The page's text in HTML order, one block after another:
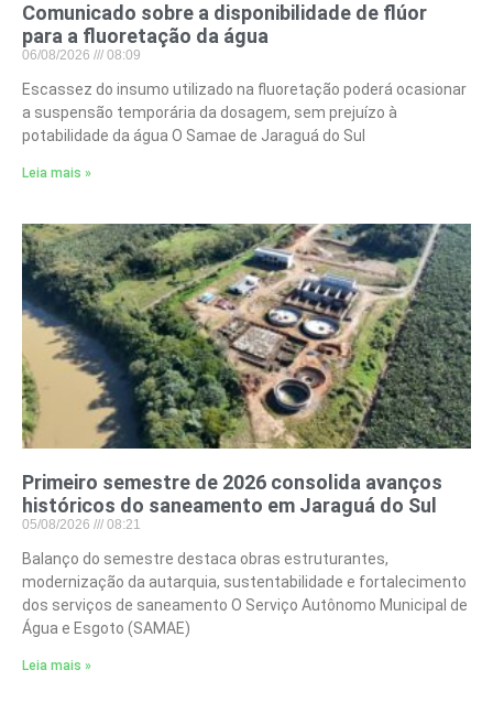
Comunicado sobre a disponibilidade de flúor
para a fluoretação da água
06/08/2026 08:09
Escassez do insumo utilizado na fluoretação poderá ocasionar
a suspensão temporária da dosagem, sem prejuízo à
potabilidade da água O Samae de Jaraguá do Sul
Leia mais »
Primeiro semestre de 2026 consolida avanços
históricos do saneamento em Jaraguá do Sul
05/08/2026 08:21
Balanço do semestre destaca obras estruturantes,
modernização da autarquia, sustentabilidade e fortalecimento
dos serviços de saneamento O Serviço Autônomo Municipal de
Água e Esgoto (SAMAE)
Leia mais »